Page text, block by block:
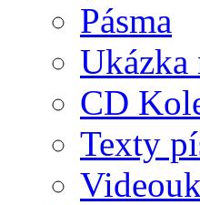
Pásma
Ukázka
CD
Texty